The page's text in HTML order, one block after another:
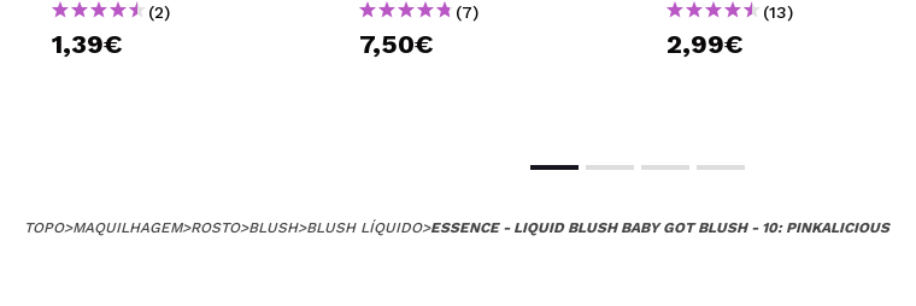
(2)
1,39€
(7)
7,50€
(13)
2,99€
TOPO>MAQUILHAGEM>ROSTO>BLUSH>BLUSH LÍQUIDO>ESSENCE - LIQUID BLUSH BABY GOT BLUSH - 10: PINKALICIOUS